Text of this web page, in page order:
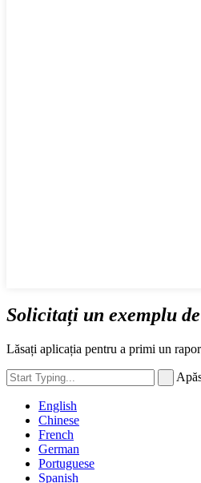
Solicitați un exemplu
Lăsați aplicația pentru a primi un
English
Chinese
French
German
Portuguese
Spanish